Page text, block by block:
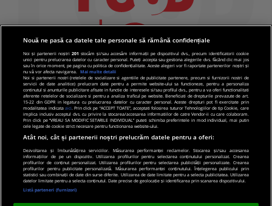
© 2019 PRO TV S.R.L |Politica de Cookie|Politica
de confidentialitate
Nouă ne pasă ca datele tale personale să rămână confidențiale
Noi și partenerii noștri201 stocăm și/sau accesăm informații pe dispozitivul dvs., precum identificatorii cookie
unici pentru prelucrarea datelor cu caracter personal. Puteți accepta sau gestiona alegerile dvs. făcând clic mai jos
sau în orice moment, pe pagina cu politica de confidențialitate. Aceste alegeri vor fi raportate partenerilor noștri și
nu vă vor afecta navigarea.
Mai multe detalii
Noi si partenerii nostri (retelele de socializare si agentiile de publicitate partenere, precum si furnizorii nostri de
servicii de date analitice) prelucram date pentru a permite website-ului sa functioneze, pentru a personaliza
continutul si anunturile publicitare afisate in functie de interesele si/sau profilul dvs., pentru a va oferi functionalitati
aferente retelelor de socializare si pentru a analiza traficul pe website. Beneficiati de drepturile prevazute de art.
15-22 din GDPR in legatura cu prelucrarea datelor cu caracter personal. Aceste drepturi pot fi exercitate prin
modalitatea indicata aici. Prin click pe “ACCEPT TOATE”, acceptati folosirea tuturor Tehnologiilor de tip Cookie, care
implica inclusiv acceptul dvs. cu privire la stocarea/accesarea informatiilor de catre Vendor-ii cu care colaboram.
Prin click pe “VREAU SA MODIFIC SETARILE INDIVIDUAL” puteti schimba preferintele in mod individual, mai putin
cele legate de cookie strict necesare pentru functionarea website-ului.
Atât noi, cât și partenerii noștri prelucrăm datele pentru a oferi:
Dezvoltarea și îmbunătățirea serviciilor. Măsurarea performanței reclamelor. Stocarea și/sau accesarea
informațiilor de pe un dispozitiv. Utilizarea profilurilor pentru selectarea conținutului personalizat. Crearea
profilurilor de conținut personalizat. Utilizarea profilurilor pentru selectarea publicității personalizate. Crearea
profilurilor pentru publicitate personalizată. Măsurarea performanței conținutului. Înțelegerea publicului prin
statistici sau combinații de date din surse diferite. Utilizarea de date limitate pentru a selecta publicitatea. Utilizarea
datelor limitate pentru a selecta conținutul. Date precise de geolocație și identificarea prin scanarea dispozitivului.
Listă parteneri (furnizori)